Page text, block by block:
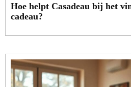
Hoe helpt Casadeau bij het
cadeau?